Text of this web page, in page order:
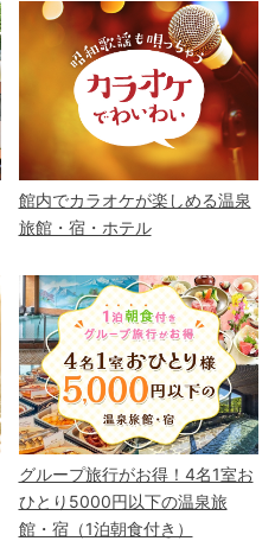
館内でカラオケが楽しめる温泉
旅館・宿・ホテル
グループ旅行がお得！4名1室お
ひとり5000円以下の温泉旅
館・宿（1泊朝食付き）